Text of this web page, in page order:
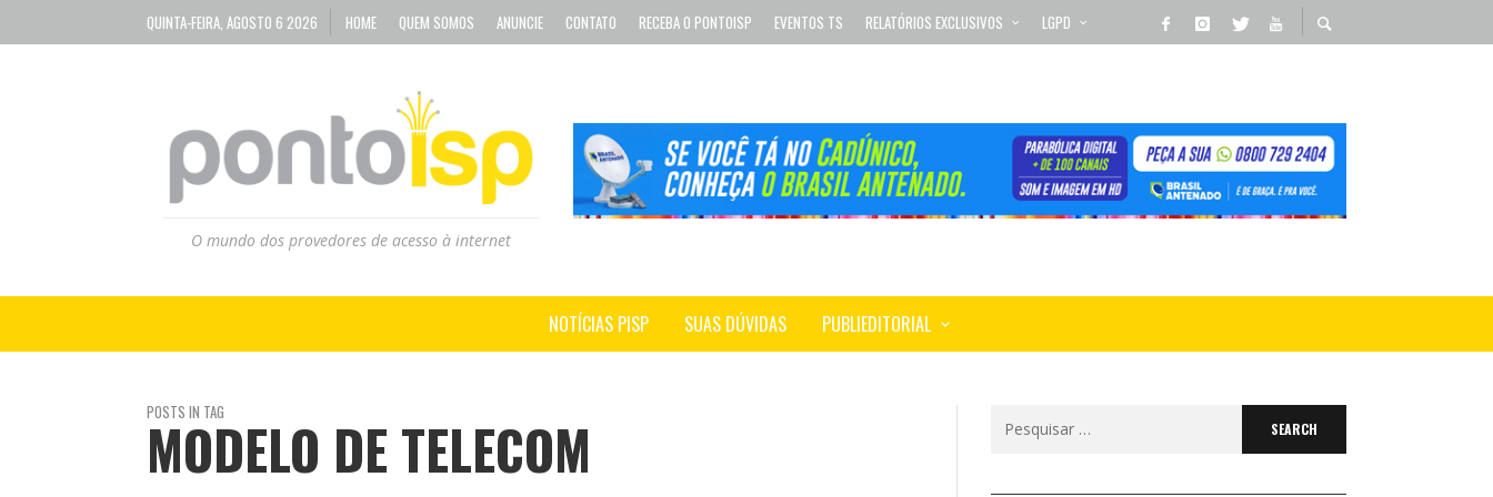
QUINTA-FEIRA, AGOSTO 6 2026 HOME QUEM SOMOS ANUNCIE CONTATO RECEBA O PONTOISP EVENTOS TS RELATÓRIOS EXCLUSIVOS LGPD
O mundo dos provedores de acesso à internet
NOTÍCIAS PISP SUAS DÚVIDAS PUBLIEDITORIAL
POSTS IN TAG
MODELO DE TELECOM